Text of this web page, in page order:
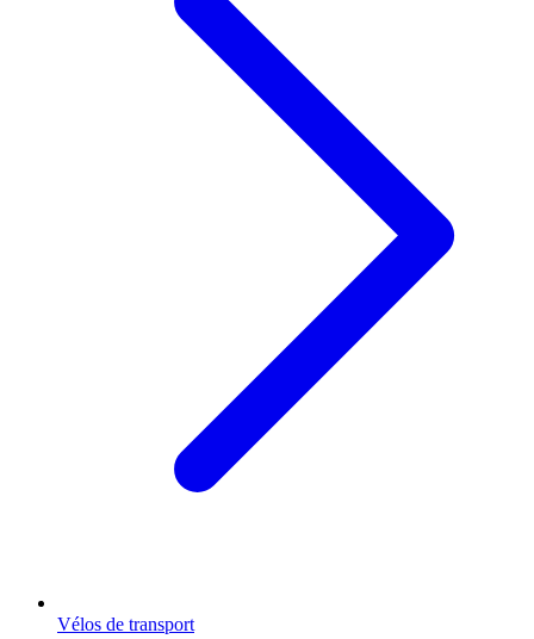
Vélos de transport